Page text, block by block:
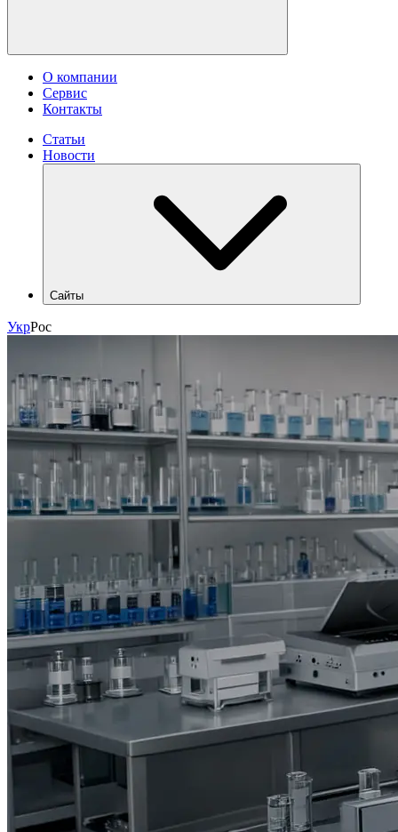
О компании
Сервис
Контакты
Статьи
Новости
Сайты
ecomonitoring.hlr.ua
apk.hlr.ua
УкрРос